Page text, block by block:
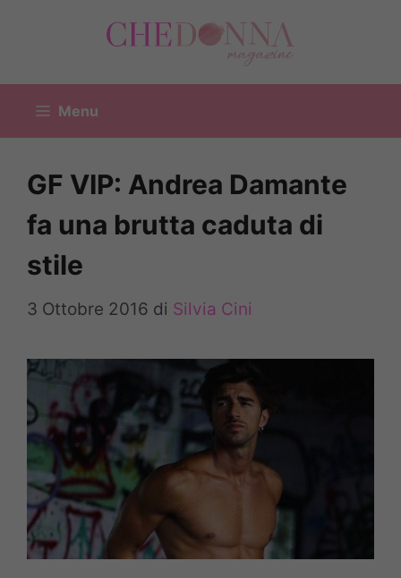
Menu
GF VIP: Andrea Damante
fa una brutta caduta di
stile
3 Ottobre 2016 di Silvia Cini